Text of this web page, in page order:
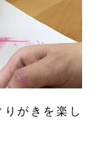
がきを楽し